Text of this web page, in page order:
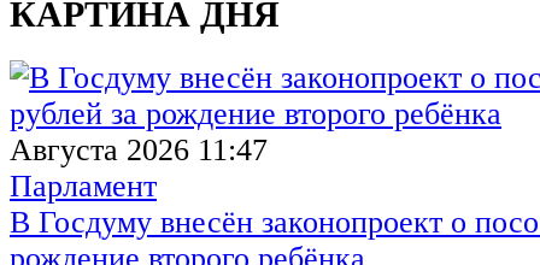
КАРТИНА ДНЯ
Августа 2026 11:47
Парламент
В Госдуму внесён законопроект о